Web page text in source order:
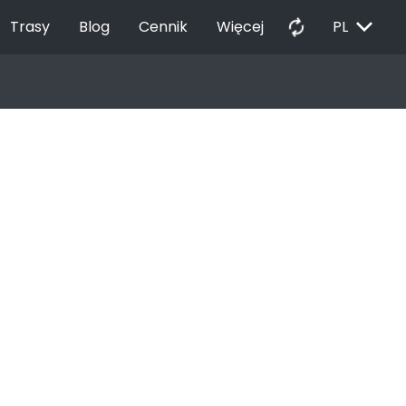
Trasy Blog Cennik Więcej autorenew PL EXPAND_MORE